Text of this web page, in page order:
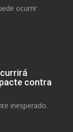
ocurrir
contra
inesperado.